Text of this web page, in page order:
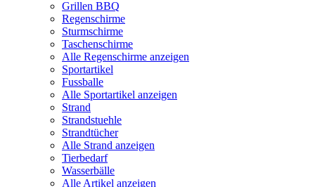
Grillen BBQ
Regenschirme
Sturmschirme
Taschenschirme
Alle Regenschirme anzeigen
Sportartikel
Fussballe
Alle Sportartikel anzeigen
Strand
Strandstuehle
Strandtücher
Alle Strand anzeigen
Tierbedarf
Wasserbälle
Alle Artikel anzeigen